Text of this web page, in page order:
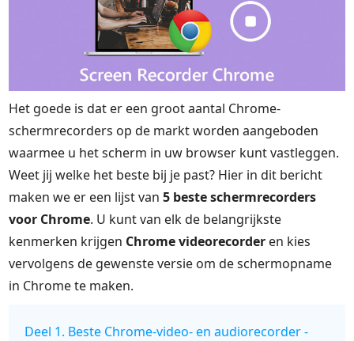
Het goede is dat er een groot aantal Chrome-
schermrecorders op de markt worden aangeboden
waarmee u het scherm in uw browser kunt vastleggen.
Weet jij welke het beste bij je past? Hier in dit bericht
maken we er een lijst van5 beste schermrecorders
voor Chrome. U kunt van elk de belangrijkste
kenmerken krijgen Chrome videorecorder en kies
vervolgens de gewenste versie om de schermopname
in Chrome te maken.
Deel 1. Beste Chrome-video- en audiorecorder -